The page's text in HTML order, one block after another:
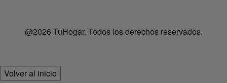
@2026 TuHogar. Todos los derechos reservados.
Volver al inicio